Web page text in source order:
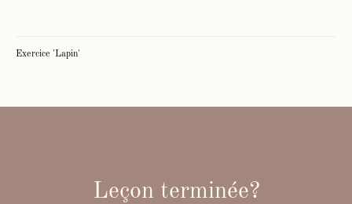
Exercice 'Lapin'
Leçon terminée?